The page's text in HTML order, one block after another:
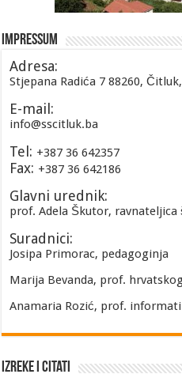
Impressum
Adresa:
Stjepana Radića 7 88260,
E-mail:
info@sscitluk.ba
Tel: +387 36 642357
Fax: +387 36 642186
Glavni urednik:
prof. Adela Škutor, ravnateljica
Suradnici:
Josipa Primorac, pedagoginja
Marija Bevanda, prof.
Anamaria Rozić, prof.
Izreke i Citati